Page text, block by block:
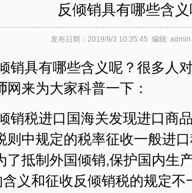
反倾销具有哪些含
发布日期：2019/9/3 10:35:45 编辑:
具有哪些含义呢？很多人对
网来为大家科普一下：
税进口国海关发现进口商品
则中规定的税率征收一般进
了抵制外国倾销,保护国内生
义和征收反倾销税的规定不